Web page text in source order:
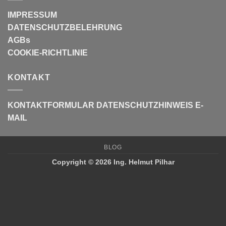
IMPRESSUM
DATENSCHUTZBELEHRUNG
AGBs
COOKIE-RICHTLINIE
KONTAKT
KONTAKTFORMULAR DATENSCHUTZHINWEIS E-
MAIL
BLOG
Copyright © 2026 Ing. Helmut Pilhar